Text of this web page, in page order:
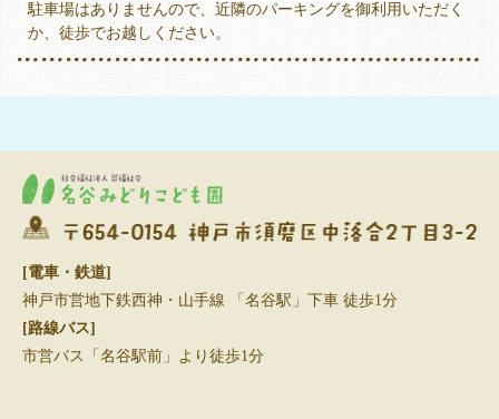
駐車場はありませんので、近隣のパーキングを御利用いただく
か、徒歩でお越しください。
[電車・鉄道]
神戸市営地下鉄西神・山手線 「名谷駅」下車 徒歩1分
[路線バス]
市営バス「名谷駅前」より徒歩1分